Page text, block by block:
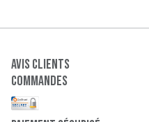
Avis clients
Commandes